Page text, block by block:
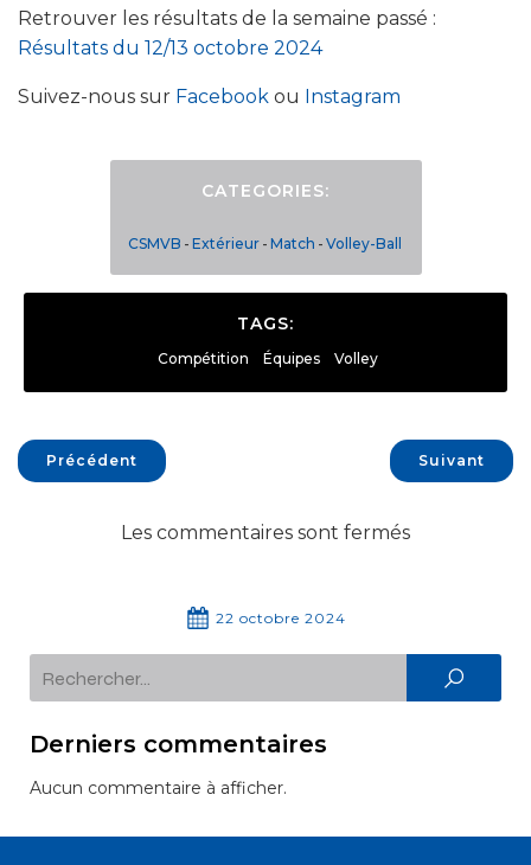
Retrouver les résultats de la semaine passé :
Résultats du 12/13 octobre 2024
Suivez-nous sur Facebook ou Instagram
CATEGORIES:
CSMVB - Extérieur - Match - Volley-Ball
TAGS:
Compétition Équipes Volley
Précédent Suivant
Les commentaires sont fermés
22 octobre 2024
Derniers commentaires
Aucun commentaire à afficher.